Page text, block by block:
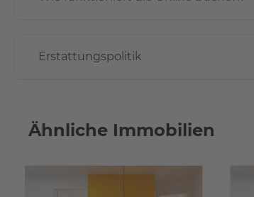
Erstattungspolitik
Ähnliche Immobilien